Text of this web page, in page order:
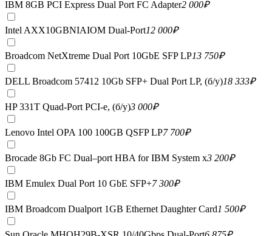
IBM 8GB PCI Express Dual Port FC Adapter2 000₽
Intel AXX10GBNIAIOM Dual-Port12 000₽
Broadcom NetXtreme Dual Port 10GbE SFP LP13 750₽
DELL Broadcom 57412 10Gb SFP+ Dual Port LP, (б/у)18 333₽
HP 331T Quad-Port PCI-e, (б/у)3 000₽
Lenovo Intel OPA 100 100GB QSFP LP7 700₽
Brocade 8Gb FC Dual–port HBA for IBM System x3 200₽
IBM Emulex Dual Port 10 GbE SFP+7 300₽
IBM Broadcom Dualport 1GB Ethernet Daughter Card1 500₽